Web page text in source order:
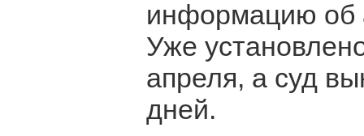
информацию об
Уже
апреля, а суд
дней.